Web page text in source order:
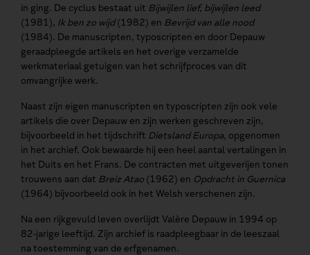
in ging. De cyclus bestaat uit Bijwijlen lief, bijwijlen leed
(1981), Ik ben zo wijd(1982) en Bevrijd van alle nood
(1984). De manuscripten, typoscripten en door Depauw
geraadpleegde artikels en het overige verzamelde
werkmateriaal getuigen van het schrijfproces van dit
omvangrijke werk.
Naast zijn eigen manuscripten en typoscripten zijn ook vele
artikels die over Depauw en zijn werken geschreven zijn,
bijvoorbeeld in het tijdschrift Dietsland Europa, opgenomen
in het archief. Ook bewaarde hij een heel aantal vertalingen in
het Duits en het Frans. De contracten met uitgeverijen tonen
trouwens aan dat Breiz Atao (1962) en Opdracht in Guernica
(1964) bijvoorbeeld ook in het Welsh verschenen zijn.
Na een rijkgevuld leven overlijdt Valère Depauw in 1994 op
82-jarige leeftijd. Zijn archief is raadpleegbaar in de leeszaal
na toestemming van de erfgenamen.